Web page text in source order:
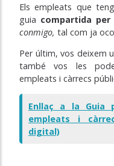
Els empleats que
guia compartida per
conmigo, tal com ja
Per últim, vos deixem
també vos les
empleats i càrrecs
Enllaç a la Guia
empleats i
digital)